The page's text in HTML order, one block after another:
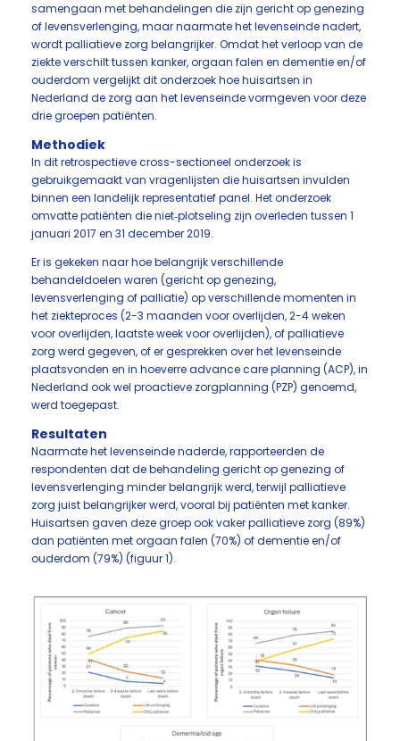
samengaan met behandelingen die zijn gericht op genezing
of levensverlenging, maar naarmate het levenseinde nadert,
wordt palliatieve zorg belangrijker. Omdat het verloop van de
ziekte verschilt tussen kanker, orgaan falen en dementie en/of
ouderdom vergelijkt dit onderzoek hoe huisartsen in
Nederland de zorg aan het levenseinde vormgeven voor deze
drie groepen patiënten.
Methodiek
In dit retrospectieve cross-sectioneel onderzoek is
gebruikgemaakt van vragenlijsten die huisartsen invulden
binnen een landelijk representatief panel. Het onderzoek
omvatte patiënten die niet‑plotseling zijn overleden tussen 1
januari 2017 en 31 december 2019.
Er is gekeken naar hoe belangrijk verschillende
behandeldoelen waren (gericht op genezing,
levensverlenging of palliatie) op verschillende momenten in
het ziekteproces (2-3 maanden voor overlijden, 2-4 weken
voor overlijden, laatste week voor overlijden), of palliatieve
zorg werd gegeven, of er gesprekken over het levenseinde
plaatsvonden en in hoeverre advance care planning (ACP), in
Nederland ook wel proactieve zorgplanning (PZP) genoemd,
werd toegepast.
Resultaten
Naarmate het levenseinde naderde, rapporteerden de
respondenten dat de behandeling gericht op genezing of
levensverlenging minder belangrijk werd, terwijl palliatieve
zorg juist belangrijker werd, vooral bij patiënten met kanker.
Huisartsen gaven deze groep ook vaker palliatieve zorg (89%)
dan patiënten met orgaan falen (70%) of dementie en/of
ouderdom (79%) (figuur 1).